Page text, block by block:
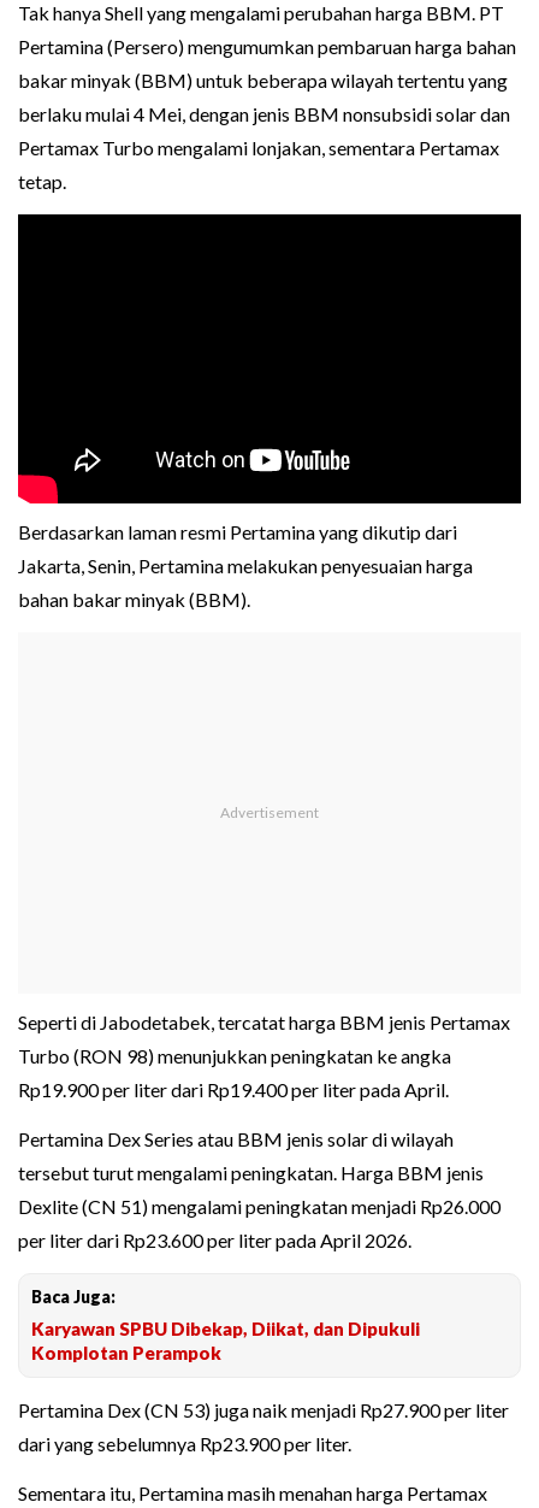
Tak hanya Shell yang mengalami perubahan harga BBM. PT
Pertamina (Persero) mengumumkan pembaruan harga bahan
bakar minyak (BBM) untuk beberapa wilayah tertentu yang
berlaku mulai 4 Mei, dengan jenis BBM nonsubsidi solar dan
Pertamax Turbo mengalami lonjakan, sementara Pertamax
tetap.
Berdasarkan laman resmi Pertamina yang dikutip dari
Jakarta, Senin, Pertamina melakukan penyesuaian harga
bahan bakar minyak (BBM).
Seperti di Jabodetabek, tercatat harga BBM jenis Pertamax
Turbo (RON 98) menunjukkan peningkatan ke angka
Rp19.900 per liter dari Rp19.400 per liter pada April.
Pertamina Dex Series atau BBM jenis solar di wilayah
tersebut turut mengalami peningkatan. Harga BBM jenis
Dexlite (CN 51) mengalami peningkatan menjadi Rp26.000
per liter dari Rp23.600 per liter pada April 2026.
Baca Juga:
Karyawan SPBU Dibekap, Diikat, dan Dipukuli
Komplotan Perampok
Pertamina Dex (CN 53) juga naik menjadi Rp27.900 per liter
dari yang sebelumnya Rp23.900 per liter.
Sementara itu, Pertamina masih menahan harga Pertamax